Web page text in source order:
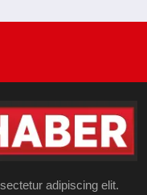
adipiscing elit.